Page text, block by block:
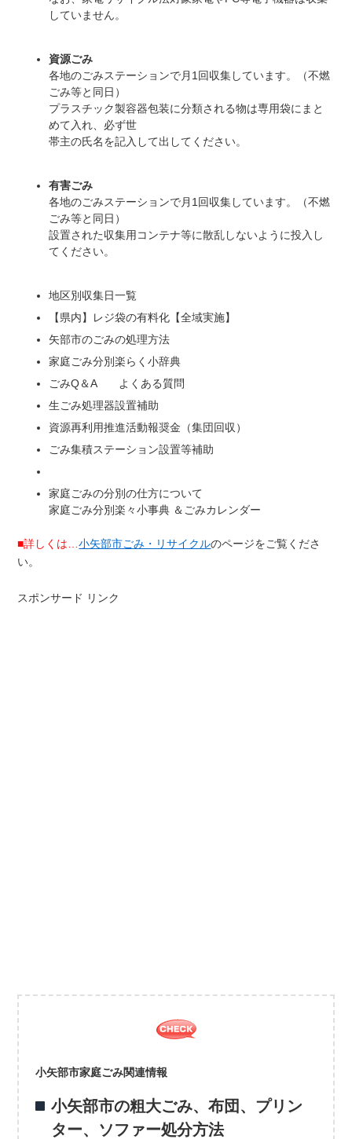
していません。
資源ごみ
各地のごみステーションで月1回収集しています。（不燃
ごみ等と同日）
プラスチック製容器包装に分類される物は専用袋にまと
めて入れ、必ず世
帯主の氏名を記入して出してください。
有害ごみ
各地のごみステーションで月1回収集しています。（不燃
ごみ等と同日）
設置された収集用コンテナ等に散乱しないように投入し
てください。
地区別収集日一覧
【県内】レジ袋の有料化【全域実施】
矢部市のごみの処理方法
家庭ごみ分別楽らく小辞典
ごみQ＆A よくある質問
生ごみ処理器設置補助
資源再利用推進活動報奨金（集団回収）
ごみ集積ステーション設置等補助
家庭ごみの分別の仕方について
家庭ごみ分別楽々小事典 ＆ごみカレンダー
■詳しくは…小矢部市ごみ・リサイクルのページをご覧くださ
い。
スポンサード リンク
小矢部市家庭ごみ関連情報
小矢部市の粗大ごみ、布団、プリン
ター、ソファー処分方法